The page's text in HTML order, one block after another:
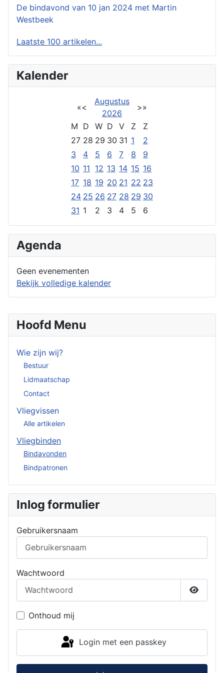
Hoofd Menu
Wie zijn wij?
Bestuur
Lidmaatschap
Contact
Vliegvissen
Alle artikelen
Vliegbinden
Bindavonden
Bindpatronen
Inlog formulier
Gebruikersnaam
Wachtwoord
Toon
Onthoud mij
Login met een passkey
De bindavond van 10 jan 2024 met Martin
Westbeek
Laatste 100 artikelen...
Kalender
«<
Augustus
2026
>»
M D W D V Z
Z
27 28 29 30 31 1
2
3
4 5 6 7 8
9
10 11 12 13 14 15 16
17 18 19 20 21 22 23
24 25 26 27 28 29 30
31 1 2 3 4 5 6
Agenda
Geen evenementen
Bekijk volledige kalender